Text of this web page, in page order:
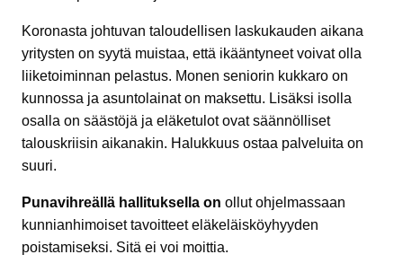
Koronasta johtuvan taloudellisen laskukauden aikana
yritysten on syytä muistaa, että ikääntyneet voivat olla
liiketoiminnan pelastus. Monen seniorin kukkaro on
kunnossa ja asuntolainat on maksettu. Lisäksi isolla
osalla on säästöjä ja eläketulot ovat säännölliset
talouskriisin aikanakin. Halukkuus ostaa palveluita on
suuri.
Punavihreällä hallituksella on ollut ohjelmassaan
kunnianhimoiset tavoitteet eläkeläisköyhyyden
poistamiseksi. Sitä ei voi moittia.